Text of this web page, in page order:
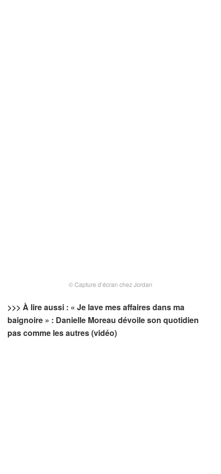
© Capture d’écran chez Jordan
>>> À lire aussi : « Je lave mes affaires dans ma
baignoire » : Danielle Moreau dévoile son quotidien
pas comme les autres (vidéo)